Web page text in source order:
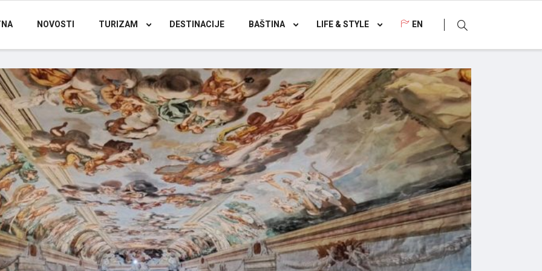
NOVOSTI TURIZAM DESTINACIJE BAŠTINA LIFE & STYLE EN